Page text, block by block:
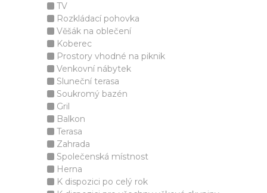
TV
Rozkládací pohovka
Věšák na oblečení
Koberec
Prostory vhodné na piknik
Venkovní nábytek
Sluneční terasa
Soukromý bazén
Gril
Balkon
Terasa
Zahrada
Společenská místnost
Herna
K dispozici po celý rok